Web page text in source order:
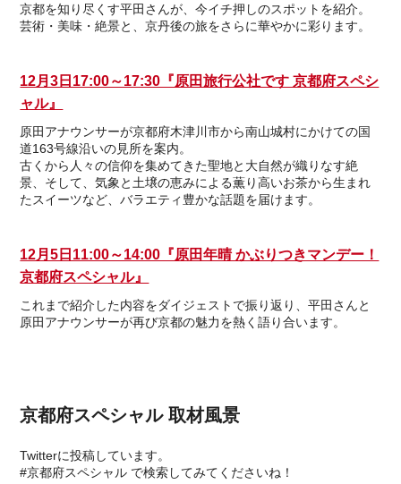
京都を知り尽くす平田さんが、今イチ押しのスポットを紹介。
芸術・美味・絶景と、京丹後の旅をさらに華やかに彩ります。
12月3日17:00～17:30『原田旅行公社です 京都府スペシ
ャル』
原田アナウンサーが京都府木津川市から南山城村にかけての国
道163号線沿いの見所を案内。
古くから人々の信仰を集めてきた聖地と大自然が織りなす絶
景、そして、気象と土壌の恵みによる薫り高いお茶から生まれ
たスイーツなど、バラエティ豊かな話題を届けます。
12月5日11:00～14:00『原田年晴 かぶりつきマンデー！
京都府スペシャル』
これまで紹介した内容をダイジェストで振り返り、平田さんと
原田アナウンサーが再び京都の魅力を熱く語り合います。
京都府スペシャル 取材風景
Twitterに投稿しています。
#京都府スペシャル で検索してみてくださいね！